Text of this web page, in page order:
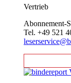
Vertrieb
Abonnement-
Tel. +49 521